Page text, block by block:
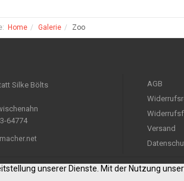
Home Galerie Zoo
Silke Bölts
64774
AGB
Versand
unserer Dienste. Mit der Nutzung